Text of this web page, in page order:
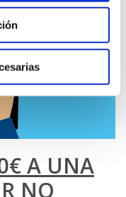
A UNA
NO